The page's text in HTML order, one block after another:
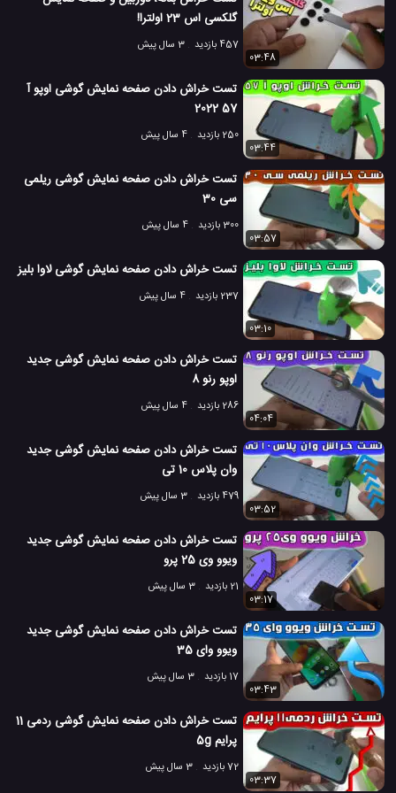
5.9 هزار بازدید
6 سال پیش بررسی تکنولوژی
گلکسی اس 23 اولترا!
457 بازدید
3 سال پیش
03:48
تست خراش دادن صفحه نمایش گوشی اوپو آ
57 2022
250 بازدید
4 سال پیش
03:44
تست خراش دادن صفحه نمایش گوشی ریلمی
سی 30
300 بازدید
4 سال پیش
03:57
تست خراش دادن صفحه نمایش گوشی لاوا بلیز
237 بازدید 4 سال پیش
03:10
تست خراش دادن صفحه نمایش گوشی جدید
اوپو رنو 8
286 بازدید
4 سال پیش
04:04
تست خراش دادن صفحه نمایش گوشی جدید
وان پلاس 10 تی
479 بازدید
3 سال پیش
03:52
تست خراش دادن صفحه نمایش گوشی جدید
ویوو وی 25 پرو
21 بازدید
3 سال پیش
03:17
تست خراش دادن صفحه نمایش گوشی جدید
ویوو وای 35
17 بازدید
3 سال پیش
03:43
تست خراش دادن صفحه نمایش گوشی ردمی 11
پرایم 5g
72 بازدید
3 سال پیش
03:37